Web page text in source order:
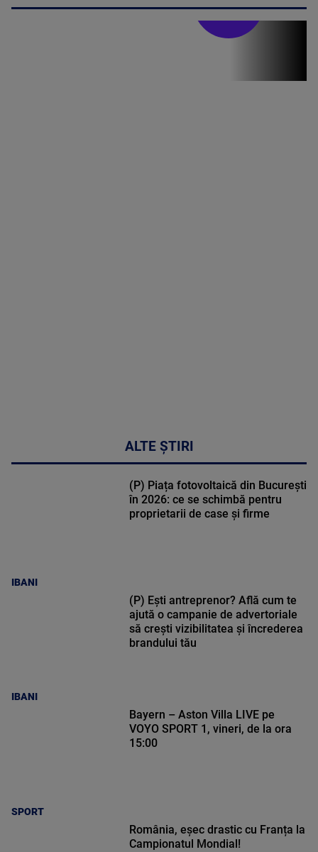
Stirile PRO TV
ALTE ȘTIRI
IBANI
(P) Piața fotovoltaică din București
în 2026: ce se schimbă pentru
proprietarii de case și firme
IBANI
(P) Ești antreprenor? Află cum te
ajută o campanie de advertoriale
să crești vizibilitatea și încrederea
brandului tău
SPORT
Bayern – Aston Villa LIVE pe
VOYO SPORT 1, vineri, de la ora
15:00
România, eșec drastic cu Franța la
Campionatul Mondial!